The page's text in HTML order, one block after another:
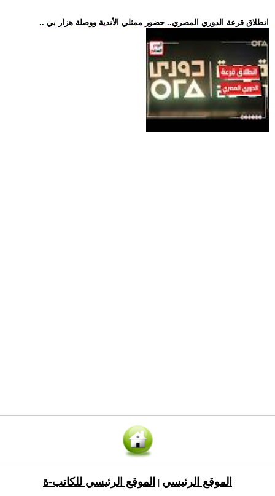
.. انطلاق قرعة الدوري المصري.. حضور ممثلي الأندية ووصلة هزار بي
الموقع الرئيسي الموقع الرئيسي للكاتب-ة